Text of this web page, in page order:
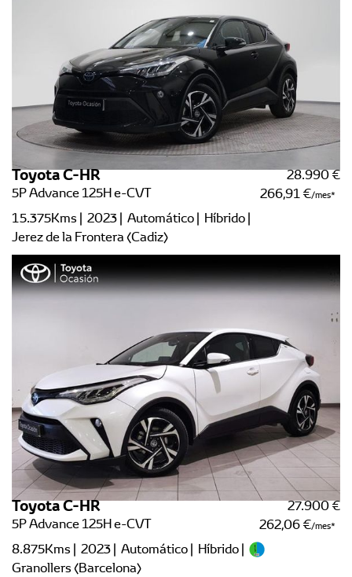
Toyota C-HR
5P Advance 125H e-CVT
28.990 €
266,91 €/mes
15.375Kms | 2023 | Automático | Híbrido |
Jerez de la Frontera (Cadiz)
Toyota C-HR
5P Advance 125H e-CVT
27.900 €
262,06 €/mes
8.875Kms | 2023 | Automático | Híbrido |
Granollers (Barcelona)